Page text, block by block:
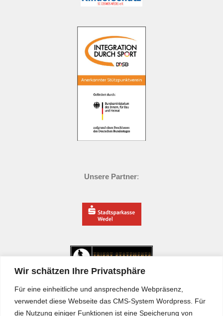
Wir schätzen Ihre Privatsphäre
Für eine einheitliche und ansprechende Webpräsenz,
verwendet diese Webseite das CMS-System Wordpress. Für
die Nutzung einiger Funktionen ist eine Speicherung von
Unsere Partner: